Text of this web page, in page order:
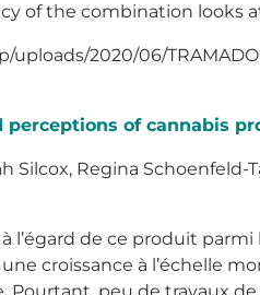
of the combination looks
uploads/2020/06/
perceptions of cannabis
Silcox, Regina Schoenfeld-
l’égard de ce produit
croissance à l’échelle